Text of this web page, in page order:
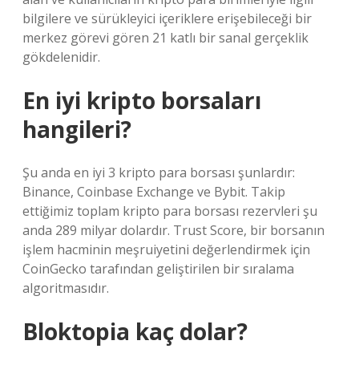
bilgilere ve sürükleyici içeriklere erişebileceği bir
merkez görevi gören 21 katlı bir sanal gerçeklik
gökdelenidir.
En iyi kripto borsaları
hangileri?
Şu anda en iyi 3 kripto para borsası şunlardır:
Binance, Coinbase Exchange ve Bybit. Takip
ettiğimiz toplam kripto para borsası rezervleri şu
anda 289 milyar dolardır. Trust Score, bir borsanın
işlem hacminin meşruiyetini değerlendirmek için
CoinGecko tarafından geliştirilen bir sıralama
algoritmasıdır.
Bloktopia kaç dolar?